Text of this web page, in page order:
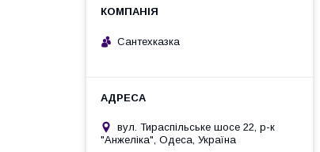
Сантехказка
вул. Тираспільське шосе 22, р-к
"Анжеліка", Одеса, Україна